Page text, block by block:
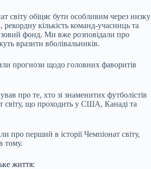
світу обіцяє бути особливим через низку
кількість команд-учасниць та
фонд. Ми вже розповідали про
вразити вболівальників.
прогнози щодо головних фаворитів
про те, хто зі знаменитих футболістів
світу, що проходить у США, Канаді та
про перший в історії Чемпіонат світу,
тому.
життя: